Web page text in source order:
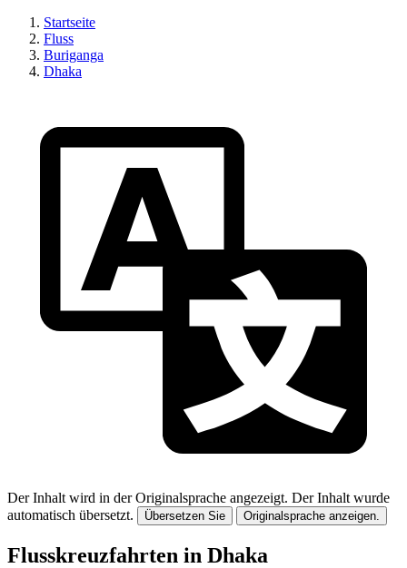
Startseite
Fluss
Buriganga
Dhaka
Der Inhalt wird in der Originalsprache angezeigt. Der Inhalt wurde
automatisch übersetzt.
Übersetzen Sie Originalsprache anzeigen.
Flusskreuzfahrten in Dhaka